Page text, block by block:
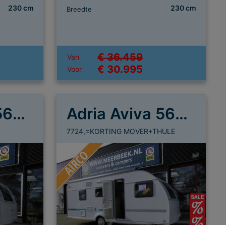
230 cm Breedte 230 cm
Van € 36.459
Voor € 30.995
Adria Aviva 563 PT Adria Aviva 563 PT
7724,=KORTING MOVER+THULE